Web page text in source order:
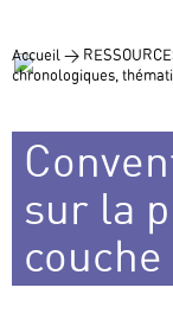
Accueil >
chronologiques,
sur la
couche